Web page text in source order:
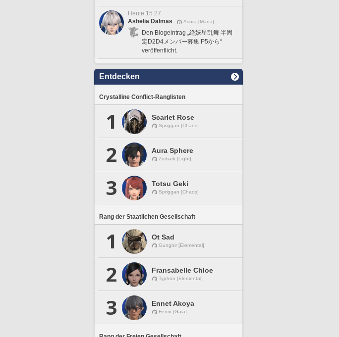
Heute 15:27
Ashelia Dalmas
Asura [Mana]
Den Blogeintrag „絶妖星乱舞 半固
定D2D4メンバー募集 P5から“
veröffentlicht.
Entdecken
Crystalline Conflict-Ranglisten
1 Scarlet Rose
Spriggan [Chaos]
2 Aura Sphere
Zodiark [Light]
3 Totsu Geki
Spriggan [Chaos]
Rang der Staatlichen Gesellschaft
1 Ot Sad
Gungnir [Elemental]
2 Fransabelle Chloe
Typhon [Elemental]
3 Ennet Akoya
Fenrir [Gaia]